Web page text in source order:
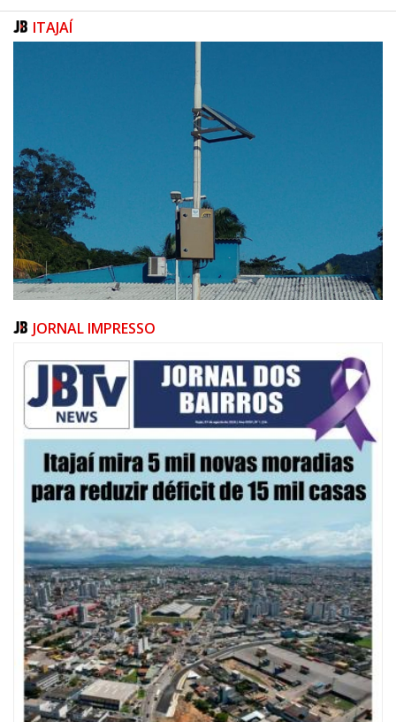
ITAJAÍ
07/08/2026 | 10:15
Defesa Civil de Itajaí e Univali ampliam monitoramento das marés com
novo marégrafo
NAVEGANTES
JORNAL IMPRESSO